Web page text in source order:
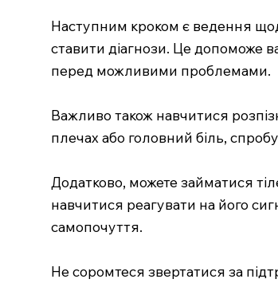
Наступним кроком є ведення
ставити діагнози. Це допоможе
перед можливими проблемами.
Важливо також навчитися
плечах або головний біль,
Додатково, можете займатися
навчитися реагувати на його
самопочуття.
Не соромтеся звертатися за